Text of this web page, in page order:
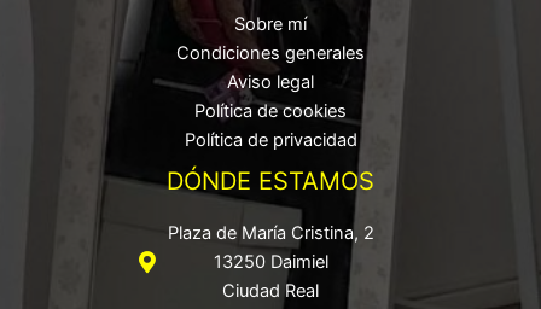
Sobre mí
Condiciones generales
Aviso legal
Política de cookies
Política de privacidad
DÓNDE ESTAMOS
Plaza de María Cristina, 2
13250 Daimiel
Ciudad Real